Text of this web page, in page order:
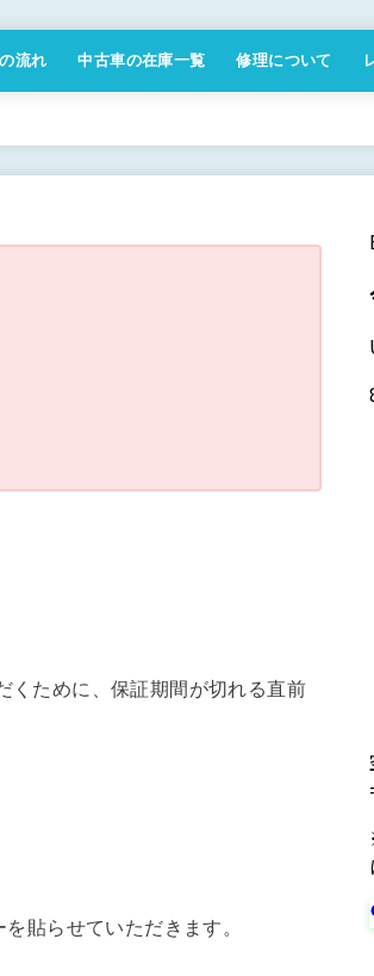
流れ 中古車の在庫一覧 修理について
くために、保証期間が切れる直前
貼らせていただきます。